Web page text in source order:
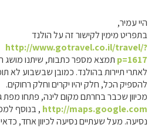
היי עמיר,
בתפריט מימין לקישור זה על הולנד
http://www.gotravel.co.il/travel/?
p=1617 תמצא מספר כתבות, שיתנו מושג
לאתרי תיירות בהולנד. כמובן שבשבוע לא
להספיק הכל, חלק יהיו יקרים וחלק רחוקים.
מכיוון שכבר בחרתם מקום לינה, פתחו מפת
http://maps.google.com , בנוסף
נסיעה. מעל שעתיים נסיעה לכיוון אחד, כדאי